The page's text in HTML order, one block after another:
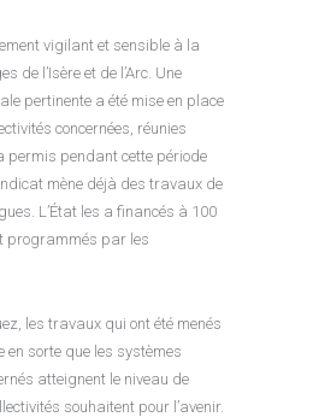
vigilant et sensible à la
de l’Isère et de l’Arc. Une
pertinente a été mise en place
concernées, réunies
permis pendant cette période
mène déjà des travaux de
L’État les a financés à 100
programmés par les
les travaux qui ont été menés
en sorte que les systèmes
atteignent le niveau de
souhaitent pour l’avenir.